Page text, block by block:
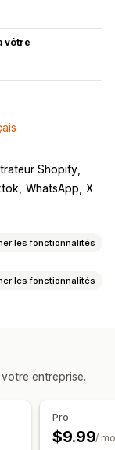
vôtre
Shopify
WhatsApp X
les fonctionnalités
les fonctionnalités
entreprise.
Pro
$9.99/